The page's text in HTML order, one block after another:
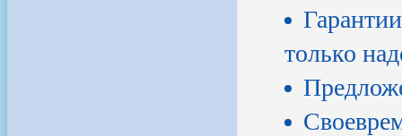
только